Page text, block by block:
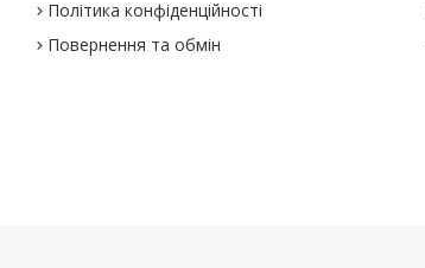
Політика конфіденційності
Повернення та обмін